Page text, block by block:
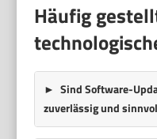
Häufig
SindSoftware-
zuverlässig und